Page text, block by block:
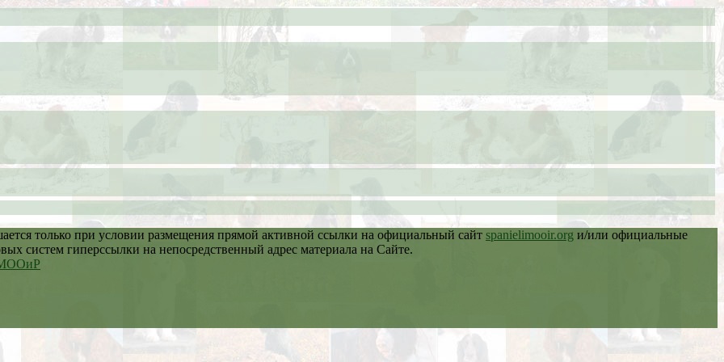
только при условии размещения прямой активной ссылки на официальный сайт spanielimooir.org и/или официальные
систем гиперссылки на непосредственный адрес материала на Сайте.
МООиР